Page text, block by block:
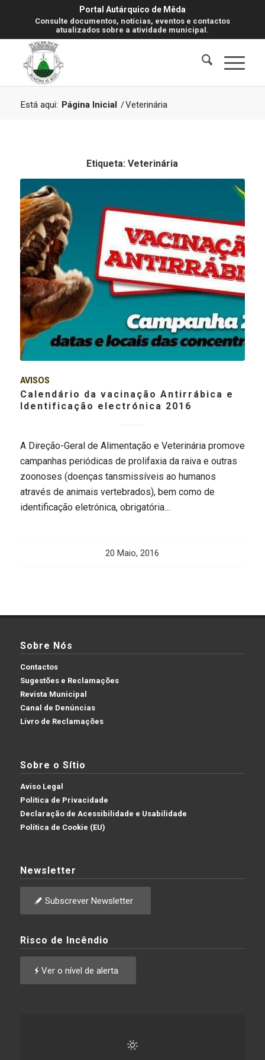
Portal Autárquico de Mêda
Consulte documentos, notícias, eventos e contactos
atualizados sobre a atividade municipal.
Está aqui: Página Inicial /Veterinária
Etiqueta:Veterinária
AVISOS
Calendário da vacinação Antirrábica e
Identificação electrónica 2016
A Direção-Geral de Alimentação e Veterinária promove
campanhas periódicas de prolifaxia da raiva e outras
zoonoses (doenças tansmissíveis ao humanos
através de animais vertebrados), bem como de
identificação eletrónica, obrigatória…
20 Maio, 2016
Sobre Nós
Contactos
Sugestões e Reclamações
Revista Municipal
Canal de Denúncias
Livro de Reclamações
Sobre o Sítio
Aviso Legal
Política de Privacidade
Declaração de Acessibilidade e Usabilidade
Política de Cookie (EU)
Newsletter
Subscrever Newsletter
Risco de Incêndio
Ver o nível de alerta